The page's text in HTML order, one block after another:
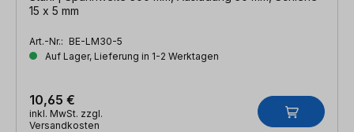
15 x 5 mm
Art.-Nr.: BE-LM30-5
Auf Lager, Lieferung in 1-2 Werktagen
10,65 €
inkl. MwSt. zzgl.
Versandkosten